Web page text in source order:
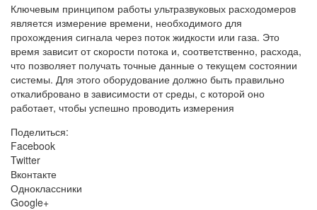
Ключевым принципом работы ультразвуковых расходомеров
является измерение времени, необходимого для
прохождения сигнала через поток жидкости или газа. Это
время зависит от скорости потока и, соответственно, расхода,
что позволяет получать точные данные о текущем состоянии
системы. Для этого оборудование должно быть правильно
откалибровано в зависимости от среды, с которой оно
работает, чтобы успешно проводить измерения
Поделиться:
Facebook
Twitter
Вконтакте
Одноклассники
Google+